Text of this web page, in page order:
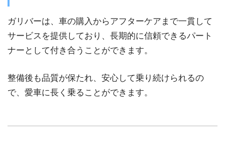
ガリバーは、車の購入からアフターケアまで一貫して
サービスを提供しており、長期的に信頼できるパート
ナーとして付き合うことができます。
整備後も品質が保たれ、安心して乗り続けられるの
で、愛車に長く乗ることができます。